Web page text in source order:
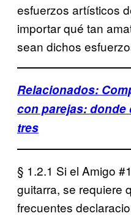
esfuerzos artísticos
importar qué tan
sean dichos
Relacionados:
con parejas:
tres
§ 1.2.1 Si el Amigo
guitarra, se requiere
frecuentes